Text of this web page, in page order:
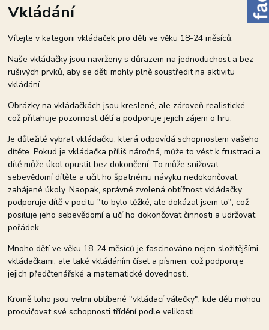
Vkládání
Vítejte v kategorii vkládaček pro děti ve věku 18-24 měsíců.
Naše vkládačky jsou navrženy s důrazem na jednoduchost a bez
rušivých prvků, aby se děti mohly plně soustředit na aktivitu
vkládání.
Obrázky na vkládačkách jsou kreslené, ale zároveň realistické,
což přitahuje pozornost dětí a podporuje jejich zájem o hru.
Je důležité vybrat vkládačku, která odpovídá schopnostem vašeho
dítěte. Pokud je vkládačka příliš náročná, může to vést k frustraci a
dítě může úkol opustit bez dokončení. To může snižovat
sebevědomí dítěte a učit ho špatnému návyku nedokončovat
zahájené úkoly. Naopak, správně zvolená obtížnost vkládačky
podporuje dítě v pocitu "to bylo těžké, ale dokázal jsem to", což
posiluje jeho sebevědomí a učí ho dokončovat činnosti a udržovat
pořádek.
Mnoho dětí ve věku 18-24 měsíců je fascinováno nejen složitějšími
vkládačkami, ale také vkládáním čísel a písmen, což podporuje
jejich předčtenářské a matematické dovednosti.
Kromě toho jsou velmi oblíbené "vkládací válečky", kde děti mohou
procvičovat své schopnosti třídění podle velikosti.